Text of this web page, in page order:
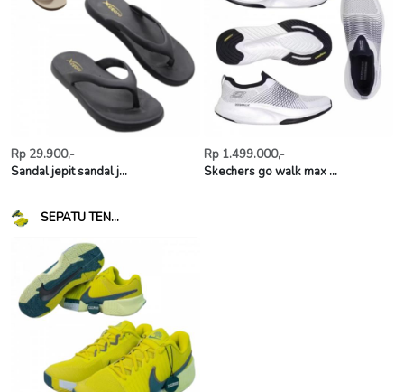
Rp 29.900,-
Sandal jepit sandal j...
Rp 1.499.000,-
Skechers go walk max ...
SEPATU TEN...